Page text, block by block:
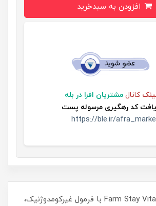
کانال مشتریان افرا در بله
کد رهگیری مرسوله پست
https://ble.ir/
Farm Stay Vitamin Sun Cream با فرمول غیرکومدوژنیک،